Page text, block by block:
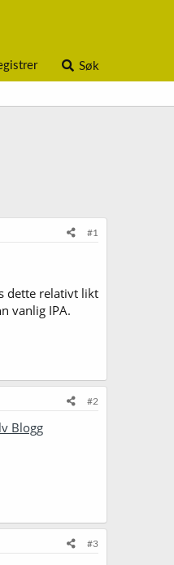
Søk
#1
dette relativt likt
vanlig IPA.
#2
Blogg
#3